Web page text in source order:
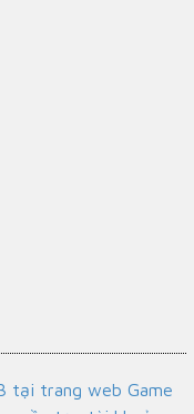
tại trang web Game